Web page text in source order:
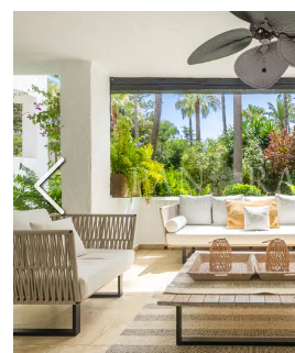
Vorherige